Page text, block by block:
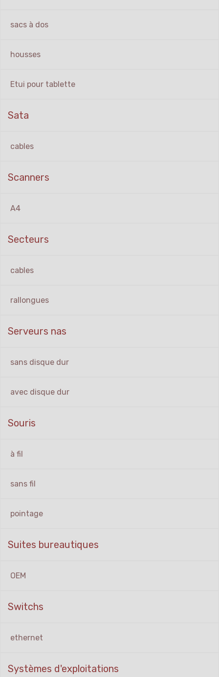
sacs à dos
housses
Etui pour tablette
Sata
cables
Scanners
A4
Secteurs
cables
rallongues
Serveurs nas
sans disque dur
avec disque dur
Souris
à fil
sans fil
pointage
Suites bureautiques
OEM
Switchs
ethernet
Systèmes d'exploitations